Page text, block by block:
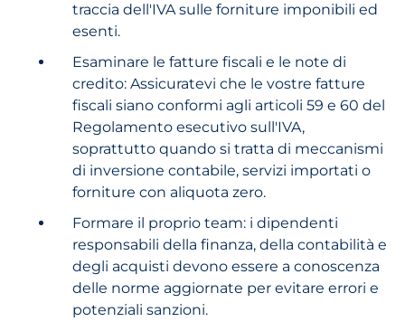
traccia dell'IVA sulle forniture imponibili ed
esenti.
Esaminare le fatture fiscali e le note di
credito: Assicuratevi che le vostre fatture
fiscali siano conformi agli articoli 59 e 60 del
Regolamento esecutivo sull'IVA,
soprattutto quando si tratta di meccanismi
di inversione contabile, servizi importati o
forniture con aliquota zero.
Formare il proprio team: i dipendenti
responsabili della finanza, della contabilità e
degli acquisti devono essere a conoscenza
delle norme aggiornate per evitare errori e
potenziali sanzioni.